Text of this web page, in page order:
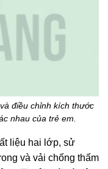
điều chỉnh kích thước
nhau của trẻ em.
liệu hai lớp, sử
và vải chống thấm